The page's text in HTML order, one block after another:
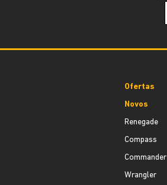
Ofertas
Novos
Renegade
Compass
Commander
Wrangler